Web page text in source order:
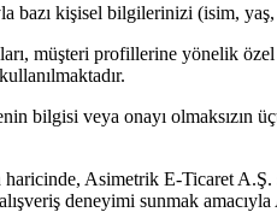
kişisel bilgilerinizi (isim,
müşteri profillerine yönelik
bilgisi veya onayı olmaksızın
Asimetrik E-Ticaret
deneyimi sunmak